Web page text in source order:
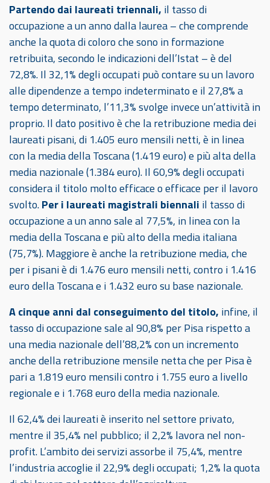
Partendo dai laureati triennali, il tasso di
occupazione a un anno dalla laurea – che comprende
anche la quota di coloro che sono in formazione
retribuita, secondo le indicazioni dell’Istat – è del
72,8%. Il 32,1% degli occupati può contare su un lavoro
alle dipendenze a tempo indeterminato e il 27,8% a
tempo determinato, l’11,3% svolge invece un’attività in
proprio. Il dato positivo è che la retribuzione media dei
laureati pisani, di 1.405 euro mensili netti, è in linea
con la media della Toscana (1.419 euro) e più alta della
media nazionale (1.384 euro). Il 60,9% degli occupati
considera il titolo molto efficace o efficace per il lavoro
svolto.Per i laureati magistrali biennali il tasso di
occupazione a un anno sale al 77,5%, in linea con la
media della Toscana e più alto della media italiana
(75,7%). Maggiore è anche la retribuzione media, che
per i pisani è di 1.476 euro mensili netti, contro i 1.416
euro della Toscana e i 1.432 euro su base nazionale.
A cinque anni dal conseguimento del titolo, infine, il
tasso di occupazione sale al 90,8% per Pisa rispetto a
una media nazionale dell’88,2% con un incremento
anche della retribuzione mensile netta che per Pisa è
pari a 1.819 euro mensili contro i 1.755 euro a livello
regionale e i 1.768 euro della media nazionale.
Il 62,4% dei laureati è inserito nel settore privato,
mentre il 35,4% nel pubblico; il 2,2% lavora nel non-
profit. L’ambito dei servizi assorbe il 75,4%, mentre
l’industria accoglie il 22,9% degli occupati; 1,2% la quota